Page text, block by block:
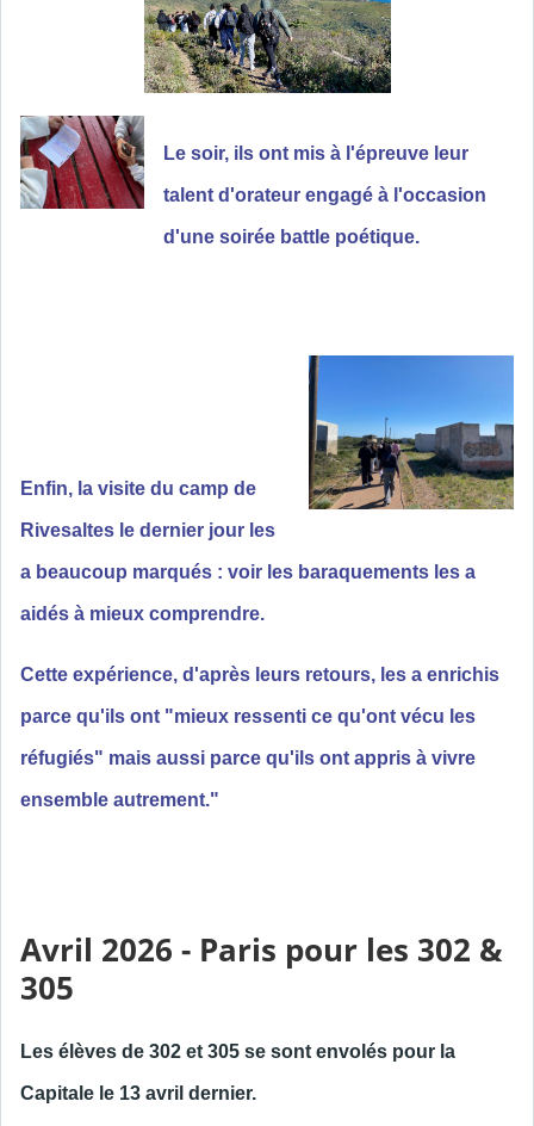
Le soir, ils ont mis à l'épreuve leur
talent d'orateur engagé à l'occasion
d'une soirée battle poétique.
Enfin, la visite du camp de
Rivesaltes le dernier jour les
a beaucoup marqués : voir les baraquements les a
aidés à mieux comprendre.
Cette expérience, d'après leurs retours, les a enrichis
parce qu'ils ont "mieux ressenti ce qu'ont vécu les
réfugiés" mais aussi parce qu'ils ont appris à vivre
ensemble autrement."
Avril 2026 - Paris pour les 302 &
305
Les élèves de 302 et 305 se sont envolés pour la
Capitale le 13 avril dernier.